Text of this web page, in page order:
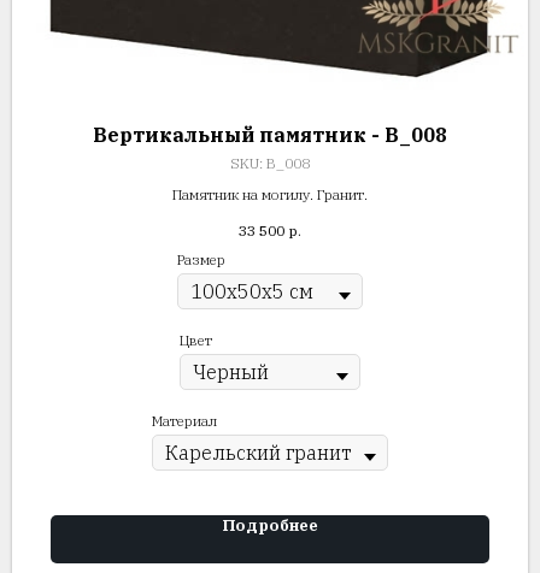
Вертикальный памятник - В_008
SKU: В_008
Памятник на могилу. Гранит.
33 500 р.
Размер
Цвет
Материал
Подробнее